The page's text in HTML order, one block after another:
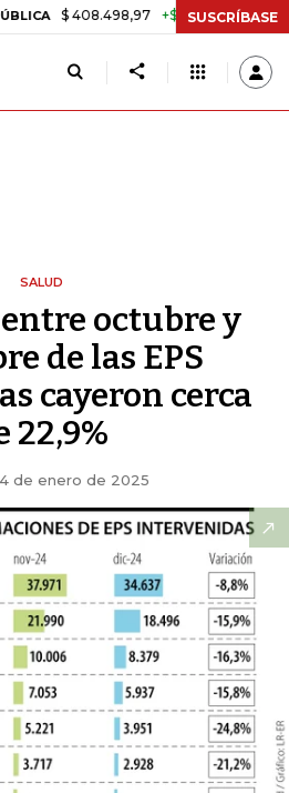
408.498,97 +$ 8.753,81 +2,19%
SUSCRÍBASE
SALUD
octubre y
de las EPS
cayeron cerca
22,9%
de enero de 2025